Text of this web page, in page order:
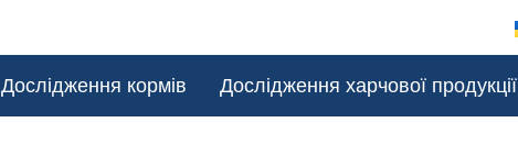
Дослідження кормів Дослідження харчової продукції